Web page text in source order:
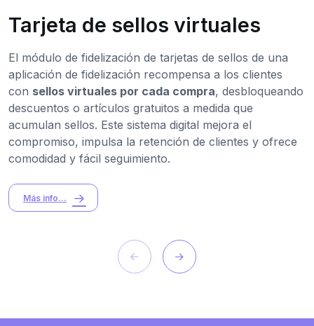
Tarjeta de sellos virtuales
El módulo de fidelización de tarjetas de sellos de una
aplicación de fidelización recompensa a los clientes
con sellos virtuales por cada compra, desbloqueando
descuentos o artículos gratuitos a medida que
acumulan sellos. Este sistema digital mejora el
compromiso, impulsa la retención de clientes y ofrece
comodidad y fácil seguimiento.
Más info...